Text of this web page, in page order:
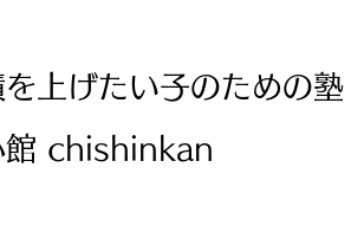
上げたい子のための塾
館 chishinkan